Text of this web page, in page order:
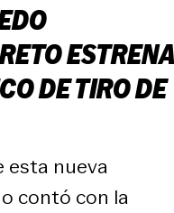
ESTRENA
DE TIRO DE
esta nueva
contó con la